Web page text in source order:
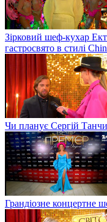
Зірковий шеф-кухар
гастросвято в стилі
Чи планує Сергій
Грандіозне концертне